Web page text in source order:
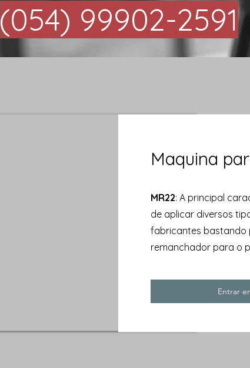
(054) 99902-2591
Maquina
MR22: A principal
de aplicar diversos
fabricantes bastando
remanchador para o
Entrar